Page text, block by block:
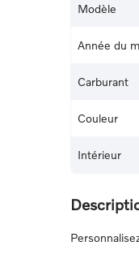
Modèle
Année du
Carburant
Couleur
Intérieur